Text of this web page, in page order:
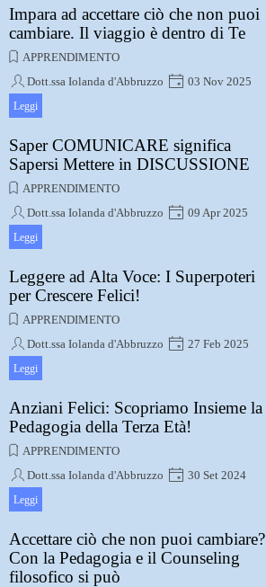
umano, nelle sue vette e nelle sue miserie
Impara ad accettare ciò che non puoi
cambiare. Il viaggio è dentro di Te
APPRENDIMENTO
Dott.ssa Iolanda d'Abbruzzo
03 Nov 2025
Quindi il coraggio di fare un viaggio interiore, di
scavare a fondo, di conoscersi davvero, di dover
accettare il non modificabile è in noi stessi
Leggi
Saper COMUNICARE significa
Sapersi Mettere in DISCUSSIONE
APPRENDIMENTO
Dott.ssa Iolanda d'Abbruzzo
09 Apr 2025
Importante è essere consapevoli di come si è dentro e
di come si comunica, per realizzare una
comunicazione efficace.
Leggi
Leggere ad Alta Voce: I Superpoteri
per Crescere Felici!
APPRENDIMENTO
Dott.ssa Iolanda d'Abbruzzo
27 Feb 2025
La lettura ad alta voce si rivela un’importante pratica
per potenziare la creatività, la fantasia,
l’immaginazione, favorendo anche lo sviluppo del
pensiero critico
Leggi
Anziani Felici: Scopriamo Insieme la
Pedagogia della Terza Età!
APPRENDIMENTO
Dott.ssa Iolanda d'Abbruzzo
30 Set 2024
La persona è un essere dotato di spirito che, fino a
quando esiste, apprende sempre
Leggi
Accettare ciò che non puoi cambiare?
Con la Pedagogia e il Counseling
filosofico si può